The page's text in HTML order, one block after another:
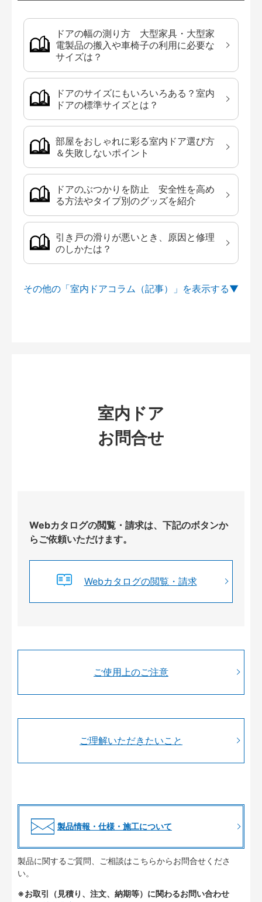
ドアの幅の測り方 大型家具・大型家
電製品の搬入や車椅子の利用に必要な
サイズは？
ドアのサイズにもいろいろある？室内
ドアの標準サイズとは？
部屋をおしゃれに彩る室内ドア選び方
＆失敗しないポイント
ドアのぶつかりを防止 安全性を高め
る方法やタイプ別のグッズを紹介
引き戸の滑りが悪いとき、原因と修理
のしかたは？
その他の「室内ドアコラム（記事）」を
室内ドア
お問合せ
Webカタログの閲覧・請求は、下記のボタンか
らご依頼いただけます。
Webカタログの閲覧・請求
ご使用上のご注意
ご理解いただきたいこと
製品情報・仕様・施工について
製品に関するご質問、ご相談はこちらからお問合せくださ
い。
※お取引（見積り、注文、納期等）に関わるお問い合わせ